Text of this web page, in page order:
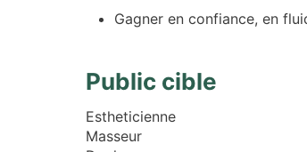
Gagner en confiance, en
Public cible
Estheticienne
Masseur